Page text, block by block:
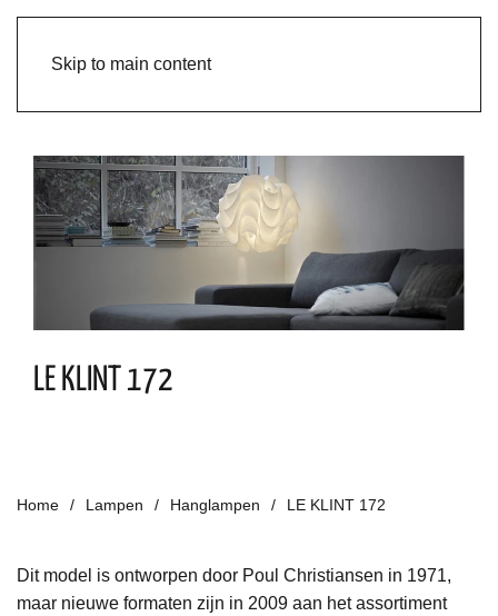
Skip to main content
LE KLINT 172
Home Lampen Hanglampen LE KLINT 172
Dit model is ontworpen door Poul Christiansen in 1971,
maar nieuwe formaten zijn in 2009 aan het assortiment